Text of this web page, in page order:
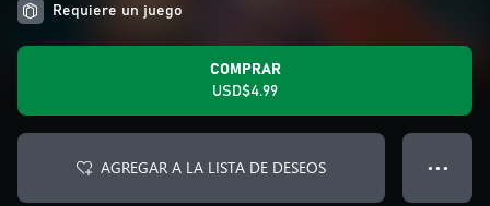
Requiere un juego
COMPRAR
USD$4.99
AGREGAR A LA LISTA DE DESEOS ● ● ●